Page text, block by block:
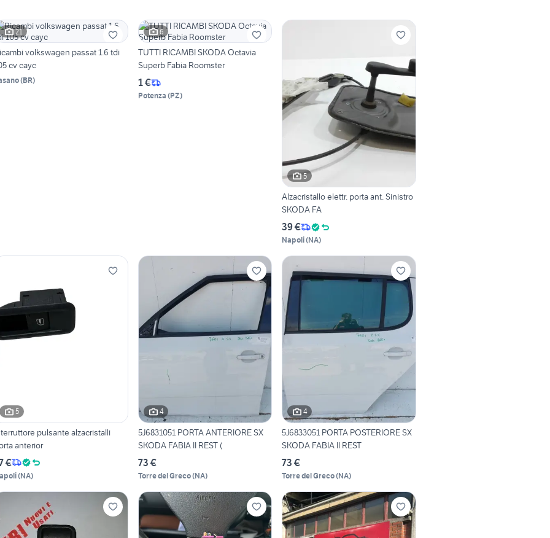
21
volkswagen passat 1.6 tdi
cv cayc
(BR)
6
TUTTI RICAMBI SKODA Octavia
Superb Fabia Roomster
1 €
Potenza (PZ)
5
Alzacristallo elettr. porta ant. Sinistro
SKODA FA
39 €
Napoli(NA)
5
pulsante alzacristalli
anterior
€
(NA)
4
5J6831051 PORTA ANTERIORE SX
SKODA FABIA II REST (
73 €
Torre del Greco(NA)
4
5J6833051 PORTA POSTERIORE SX
SKODA FABIA II REST
73 €
Torre del Greco(NA)